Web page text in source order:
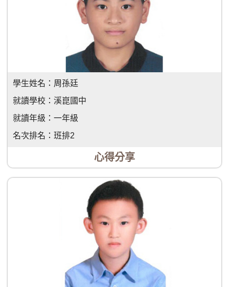
學生姓名： 周孫廷
就讀學校： 溪崑國中
就讀年級： 一年級
名次排名： 班排2
心得分享